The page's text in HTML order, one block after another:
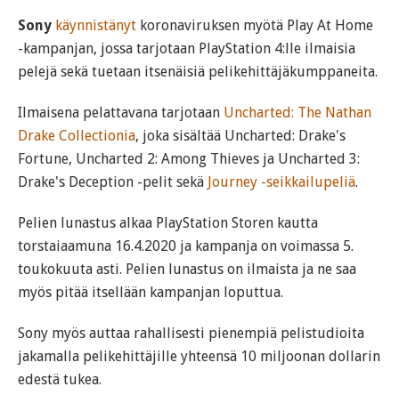
Sony käynnistänyt koronaviruksen myötä Play At Home
-kampanjan, jossa tarjotaan PlayStation 4:lle ilmaisia
pelejä sekä tuetaan itsenäisiä pelikehittäjäkumppaneita.
Ilmaisena pelattavana tarjotaan Uncharted: The Nathan
Drake Collectionia, joka sisältää Uncharted: Drake's
Fortune, Uncharted 2: Among Thieves ja Uncharted 3:
Drake's Deception -pelit sekä Journey -seikkailupeliä.
Pelien lunastus alkaa PlayStation Storen kautta
torstaiaamuna 16.4.2020 ja kampanja on voimassa 5.
toukokuuta asti. Pelien lunastus on ilmaista ja ne saa
myös pitää itsellään kampanjan loputtua.
Sony myös auttaa rahallisesti pienempiä pelistudioita
jakamalla pelikehittäjille yhteensä 10 miljoonan dollarin
edestä tukea.